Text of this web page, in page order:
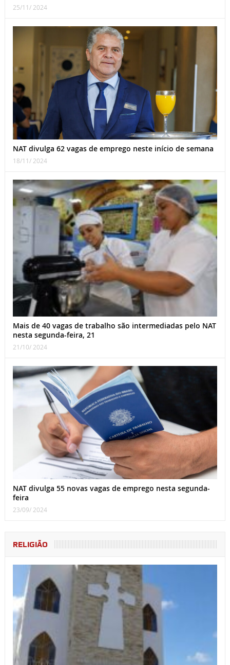
25/11/ 2024
NAT divulga 62 vagas de emprego neste início de semana
18/11/ 2024
Mais de 40 vagas de trabalho são intermediadas pelo NAT
nesta segunda-feira, 21
21/10/ 2024
NAT divulga 55 novas vagas de emprego nesta segunda-
feira
23/09/ 2024
RELIGIÃO